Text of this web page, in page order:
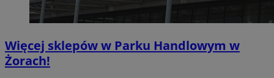
Więcej sklepów w Parku Handlowym w
Żorach!